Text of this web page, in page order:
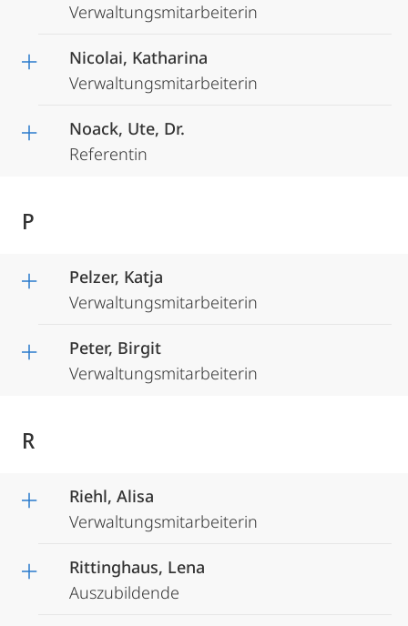
Verwaltungsmitarbeiterin
Nicolai, Katharina
Verwaltungsmitarbeiterin
Noack, Ute, Dr.
Referentin
P
Pelzer, Katja
Verwaltungsmitarbeiterin
Peter, Birgit
Verwaltungsmitarbeiterin
R
Riehl, Alisa
Verwaltungsmitarbeiterin
Rittinghaus, Lena
Auszubildende